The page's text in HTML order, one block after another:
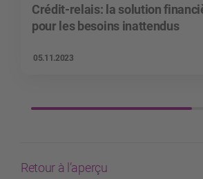
Crédit-relais: la solution
pour les besoins inattendus
05.11.2023
Retour à l’aperçu